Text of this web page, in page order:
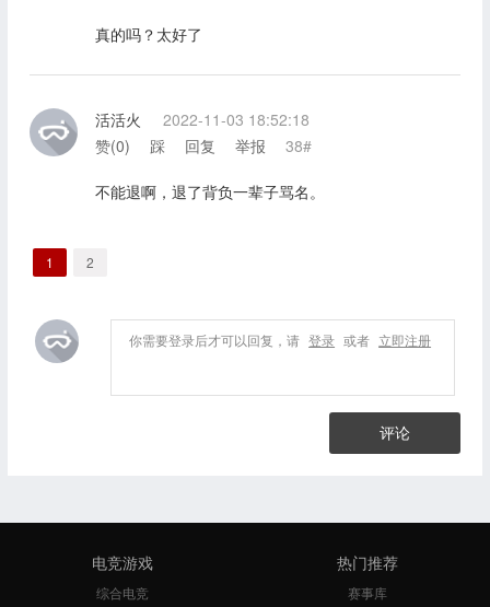
真的吗？太好了
活活火
2022-11-03 18:52:18
赞(0) 踩 回复 举报 38#
不能退啊，退了背负一辈子骂名。
1 2
你需要登录后才可以回复，请 登录 或者 立即注册
评论
电竞游戏
综合电竞
热门推荐
赛事库